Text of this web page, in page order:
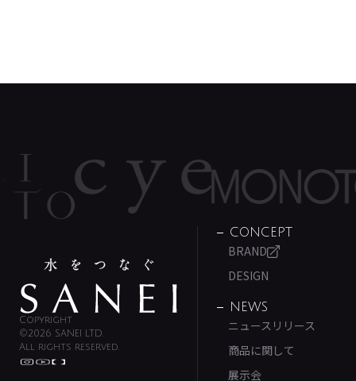
Copyright
©2026 SANEI LTD.
All rights reserved.
CONCEPT
BRAND
DESIGN
NEWS
ニュースリリース
商品に関して
展示会